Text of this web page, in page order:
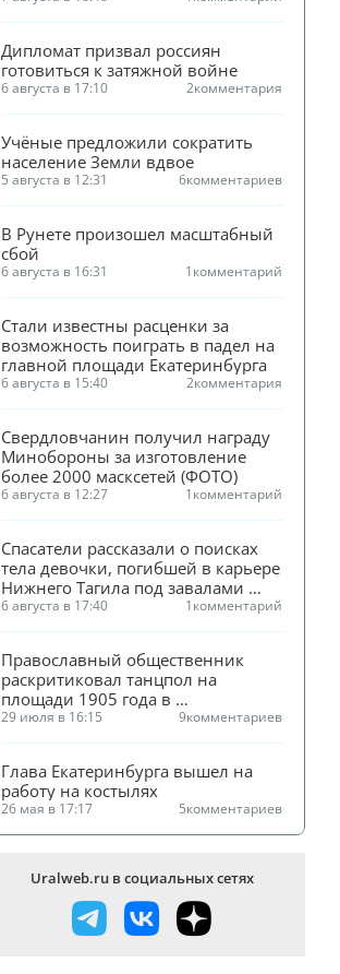
Дипломат призвал россиян
готовиться к затяжной войне
6 августа в 17:10 2комментария
Учёные предложили сократить
население Земли вдвое
5 августа в 12:31 6комментариев
В Рунете произошел масштабный
сбой
6 августа в 16:31 1комментарий
Стали известны расценки за
возможность поиграть в падел на
главной площади Екатеринбурга
6 августа в 15:40 2комментария
Свердловчанин получил награду
Минобороны за изготовление
более 2000 масксетей (ФОТО)
6 августа в 12:27 1комментарий
Спасатели рассказали о поисках
тела девочки, погибшей в карьере
Нижнего Тагила под завалами
песка
6 августа в 17:40 1комментарий
Православный общественник
раскритиковал танцпол на
площади 1905 года в
Екатеринбурге
29 июля в 16:15 9комментариев
Глава Екатеринбурга вышел на
работу на костылях
26 мая в 17:17 5комментариев
Uralweb.ru в социальных сетях